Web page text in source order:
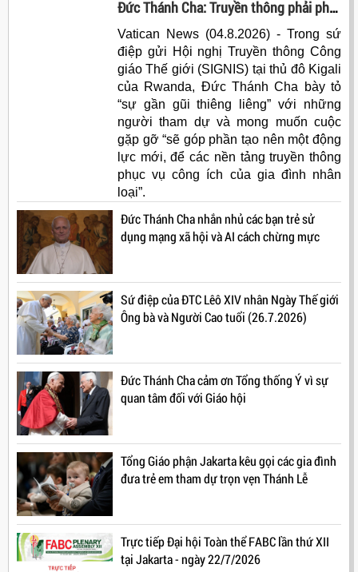
Đức Thánh Cha: Truyền thông phải phục vụ công ích của gia đình nhân loại
Vatican News (04.8.2026) - Trong sứ
điệp gửi Hội nghị Truyền thông Công
giáo Thế giới (SIGNIS) tại thủ đô Kigali
của Rwanda, Đức Thánh Cha bày tỏ
“sự gần gũi thiêng liêng” với những
người tham dự và mong muốn cuộc
gặp gỡ “sẽ góp phần tạo nên một động
lực mới, để các nền tảng truyền thông
phục vụ công ích của gia đình nhân
loại”.
Đức Thánh Cha nhắn nhủ các bạn trẻ sử
dụng mạng xã hội và AI cách chừng mực
Sứ điệp của ĐTC Lêô XIV nhân Ngày Thế giới
Ông bà và Người Cao tuổi (26.7.2026)
Đức Thánh Cha cảm ơn Tổng thống Ý vì sự
quan tâm đối với Giáo hội
Tổng Giáo phận Jakarta kêu gọi các gia đình
đưa trẻ em tham dự trọn vẹn Thánh Lễ
Trực tiếp Đại hội Toàn thể FABC lần thứ XII
tại Jakarta - ngày 22/7/2026